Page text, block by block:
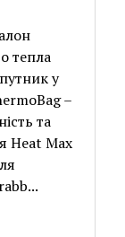
тепла
у
–
та
Heat Max